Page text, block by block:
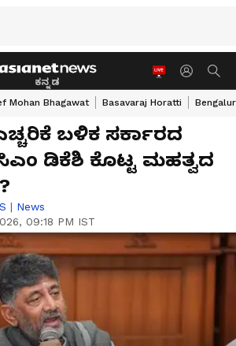
ಕನ್ನಡ
Mohan Bhagawat Basavaraj Horatti
ಬಳಿಕ ಸರ್ಕಾರದ
ಡಿಕೆಶಿ ಕೊಟ್ಟ ಮಹತ್ವದ
| News
09:18 PM IST